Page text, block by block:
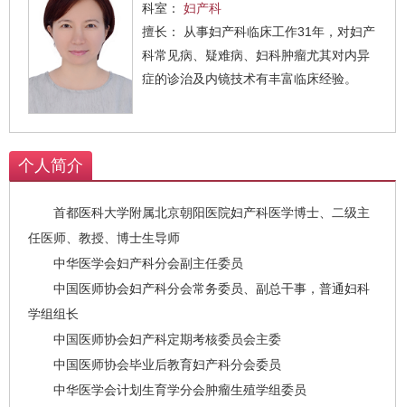
科室： 妇产科
擅长： 从事妇产科临床工作31年，对妇产
科常见病、疑难病、妇科肿瘤尤其对内异
症的诊治及内镜技术有丰富临床经验。
个人简介
⾸都医科⼤学附属北京朝阳医院妇产科医学博⼠、二级主
任医师、教授、博⼠⽣导师
中华医学会妇产科分会副主任委员
中国医师协会妇产科分会常务委员、副总⼲事，普通妇科
学组组⻓
中国医师协会妇产科定期考核委员会主委
中国医师协会毕业后教育妇产科分会委员
中华医学会计划⽣育学分会肿瘤⽣殖学组委员